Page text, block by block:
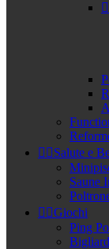

 Salute e
Saune
 Giochi
Ping